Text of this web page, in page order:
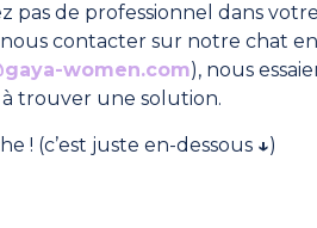
pas de professionnel dans
nous contacter sur notre chat
women.com), nous
trouver une solution.
! (c’est juste en-dessous ↓)